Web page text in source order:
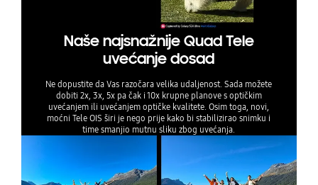
Naše najsnažnije Quad Tele
uvećanje dosad
Ne dopustite da Vas razočara velika udaljenost. Sada možete
dobiti 2x, 3x, 5x pa čak i 10x krupne planove s optičkim
uvećanjem ili uvećanjem optičke kvalitete. Osim toga, novi,
moćni Tele OIS širi je nego prije kako bi stabilizirao snimku i
time smanjio mutnu sliku zbog uvećanja.